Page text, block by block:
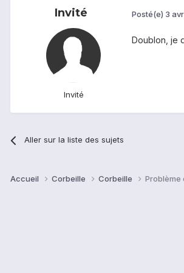
Invité
Invité
Posté(e) 3
Doublon, je
Aller sur la liste des sujets
Accueil Corbeille Corbeille